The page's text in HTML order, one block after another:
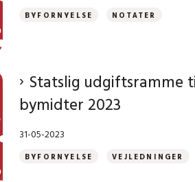
BYFORNYELSE NOTATER
Statslig udgiftsramme
bymidter 2023
31-05-2023
BYFORNYELSE VEJLEDNINGER